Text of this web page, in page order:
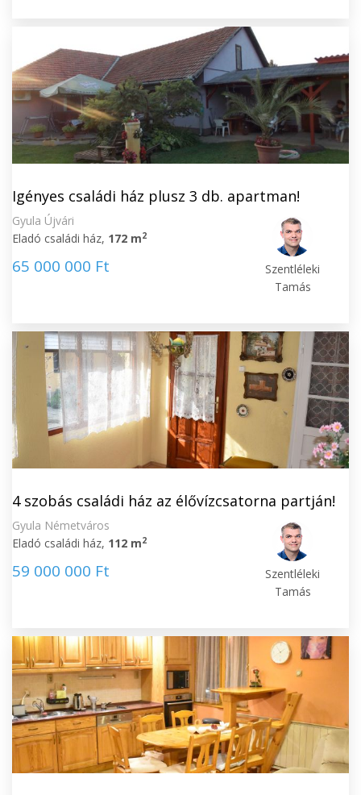
Igényes családi ház plusz 3 db. apartman!
Gyula Újvári
Eladó családi ház, 172 m2
65 000 000 Ft
Szentléleki
Tamás
4 szobás családi ház az élővízcsatorna partján!
Gyula Németváros
Eladó családi ház, 112 m2
59 000 000 Ft
Szentléleki
Tamás